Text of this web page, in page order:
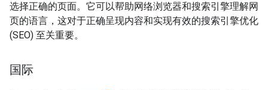
选择正确的页面。它可以帮助网络浏览器和搜索引擎理解网
页的语言，这对于正确呈现内容和实现有效的搜索引擎优化
(SEO) 至关重要。
国际